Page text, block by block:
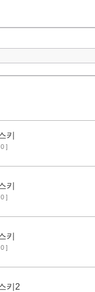
키
]
키
]
키
]
키2